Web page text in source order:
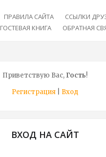
ПРАВИЛА САЙТА
ССЫЛКИ
ГОСТЕВАЯ КНИГА
ОБРАТНАЯ
Приветствую Вас,Гость!
Регистрация
Вход
ВХОД НА САЙТ